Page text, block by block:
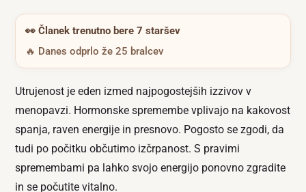
👀Članek trenutno bere 7 staršev
🔥 Danes odprlo že 25 bralcev
Utrujenost je eden izmed najpogostejših izzivov v
menopavzi. Hormonske spremembe vplivajo na kakovost
spanja, raven energije in presnovo. Pogosto se zgodi, da
tudi po počitku občutimo izčrpanost. S pravimi
spremembami pa lahko svojo energijo ponovno zgradite
in se počutite vitalno.